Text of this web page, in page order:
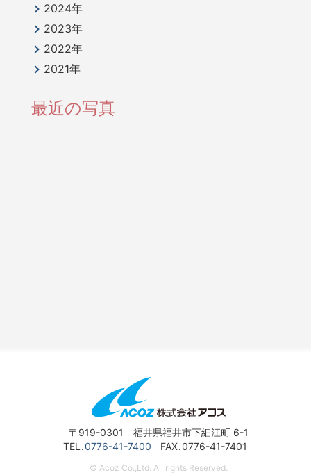
2024年
2023年
2022年
2021年
最近の写真
〒919-0301 福井県福井市下細江町 6-1
TEL
0776-41-7400 FAX 0776-41-7401
© Acoz Co.,Ltd. All rights Reserved.